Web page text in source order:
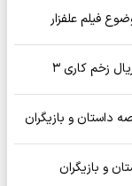
فیلم علفزار
زخم کاری ۳
داستان و بازیگران
و بازیگران